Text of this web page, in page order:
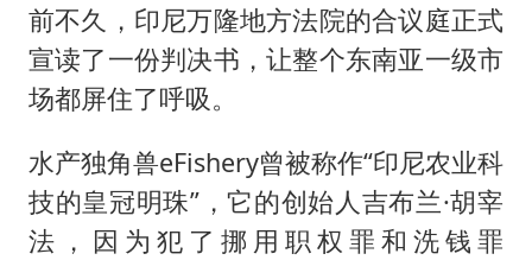
法国将禁止“未经同意的电话营销”
奋进开新局 实干挑大梁
前不久，印尼万隆地方法院的合议庭正式
宣读了一份判决书，让整个东南亚一级市
场都屏住了呼吸。
水产独角兽eFishery曾被称作“印尼农业科
技的皇冠明珠”，它的创始人吉布兰·胡宰
法，因为犯了挪用职权罪和洗钱罪